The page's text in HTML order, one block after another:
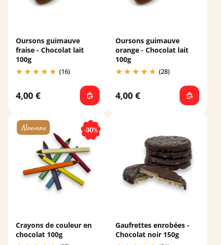
Oursons guimauve
fraise - Chocolat lait
100g
(16)
4,00 €
Oursons guimauve
orange - Chocolat lait
100g
(28)
4,00 €
-30%
Crayons de couleur en
chocolat 100g
Gaufrettes enrobées -
Chocolat noir 150g